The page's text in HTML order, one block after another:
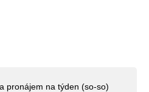
pronájem na týden (so-so)